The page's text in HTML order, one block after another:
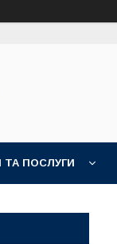
ТА ПОСЛУГИ